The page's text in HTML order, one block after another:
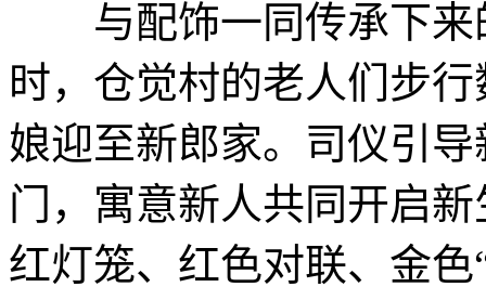
与配饰一同传承下来
时，仓觉村的老人们步
娘迎至新郎家。司仪引
门，寓意新人共同开启
红灯笼、红色对联、金